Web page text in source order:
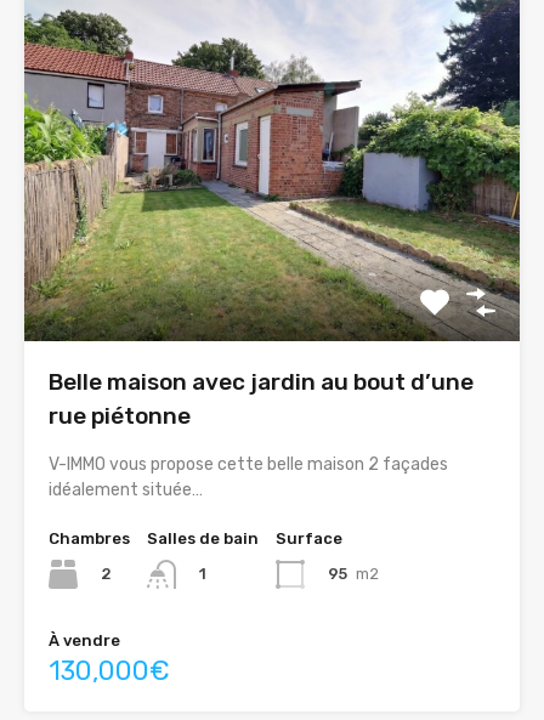
Belle maison avec jardin au bout d’une
rue piétonne
V-IMMO vous propose cette belle maison 2 façades
idéalement située…
Chambres
2
Salles de bain
1
Surface
95 m2
À vendre
130,000€